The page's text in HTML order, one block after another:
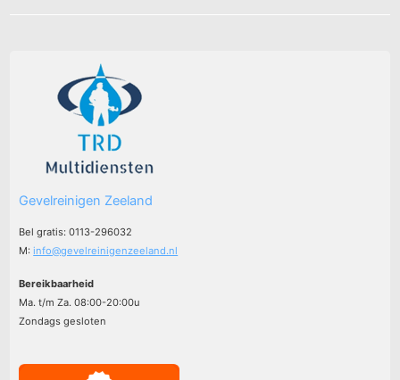
Gevelreinigen Zeeland
Bel gratis: 0113-296032
M:info@gevelreinigenzeeland.nl
Bereikbaarheid
Ma. t/m Za. 08:00-20:00u
Zondags gesloten